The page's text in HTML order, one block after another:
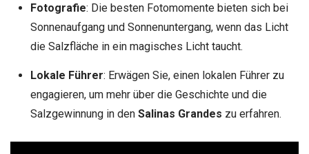
Fotografie: Die besten Fotomomente bieten sich bei
Sonnenaufgang und Sonnenuntergang, wenn das Licht
die Salzfläche in ein magisches Licht taucht.
Lokale Führer: Erwägen Sie, einen lokalen Führer zu
engagieren, um mehr über die Geschichte und die
Salzgewinnung in den Salinas Grandes zu erfahren.